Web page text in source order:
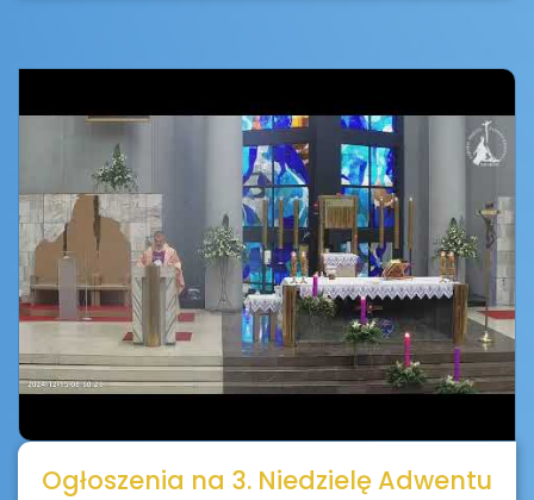
Ogłoszenia na 3. Niedzielę Adwentu